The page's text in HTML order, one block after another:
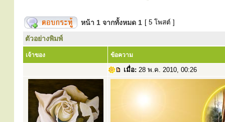
หน้า 1 จากทั้งหมด 1 [ 5 โพสต์ ]
ตัวอย่างพิมพ์
เจ้าของ ข้อความ
เมื่อ: 28 พ.ค. 2010, 00:26